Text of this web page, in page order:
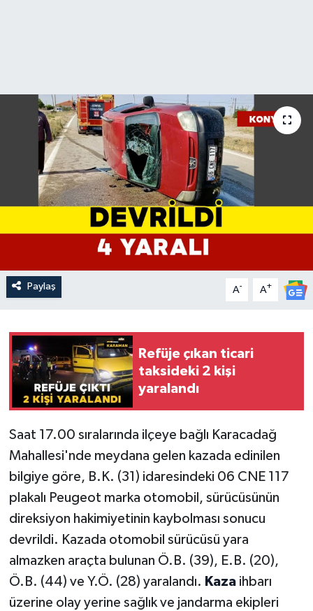
Paylaş A- A+
Refüje çıkan ticari
taksideki 2 kişi
yaralandı
Saat 17.00 sıralarında ilçeye bağlı Karacadağ
Mahallesi'nde meydana gelen kazada edinilen
bilgiye göre, B.K. (31) idaresindeki 06 CNE 117
plakalı Peugeot marka otomobil, sürücüsünün
direksiyon hakimiyetinin kaybolması sonucu
devrildi. Kazada otomobil sürücüsü yara
almazken araçta bulunan Ö.B. (39), E.B. (20),
Ö.B. (44) ve Y.Ö. (28) yaralandı. Kaza ihbarı
üzerine olay yerine sağlık ve jandarma ekipleri